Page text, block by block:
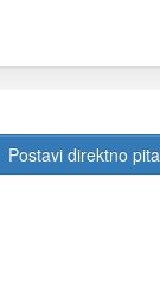
Postavi direktno